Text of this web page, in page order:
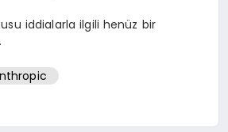
iddialarla ilgili henüz bir